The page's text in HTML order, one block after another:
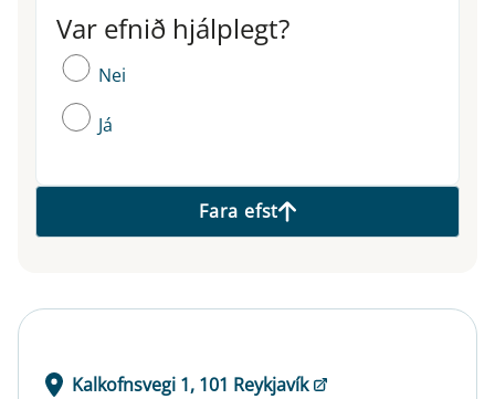
Var efnið hjálplegt?
Var efnið hjálplegt?
Nei
Já
Fara efst
Kalkofnsvegi 1, 101 Reykjavík